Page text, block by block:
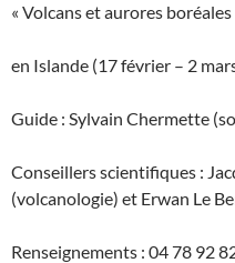
« Volcans et aurores boréales
en Islande (17 février – 2
Guide : Sylvain Chermette
Conseillers scientifiques :
(volcanologie) et Erwan Le
Renseignements : 04 78 92